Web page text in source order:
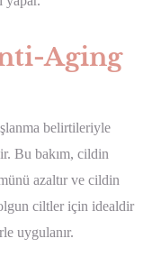
Aging
belirtileriyle
Bu bakım, cildin
azaltır ve cildin
ciltler için idealdir
uygulanır.